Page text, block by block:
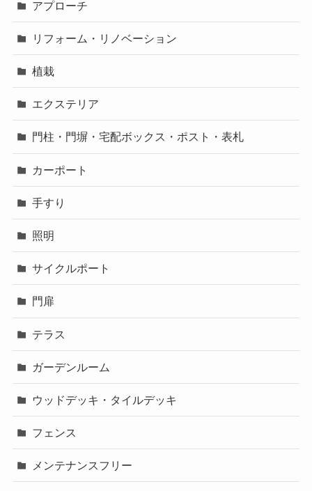
アプローチ
リフォーム・リノベーション
植栽
エクステリア
門柱・門塀・宅配ボックス・ポスト・表札
カーポート
手すり
照明
サイクルポート
門扉
テラス
ガーデンルーム
ウッドデッキ・タイルデッキ
フェンス
メンテナンスフリー